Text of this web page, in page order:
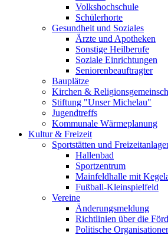
Volkshochschule
Schülerhorte
Gesundheit und Soziales
Ärzte und Apotheken
Sonstige Heilberufe
Soziale Einrichtungen
Seniorenbeauftragter
Bauplätze
Kirchen &
Stiftung "Unser Michelau"
Jugendtreffs
Kommunale Wärmeplanung
Kultur & Freizeit
Sportstätten und
Hallenbad
Sportzentrum
Mainfeldhalle mit
Fußball-Kleinspielfeld
Vereine
Änderungsmeldung
Richtlinien über die
Politische